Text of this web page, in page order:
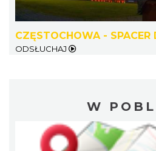
CZĘSTOCHOWA - SPACER
ODSŁUCHAJ
W